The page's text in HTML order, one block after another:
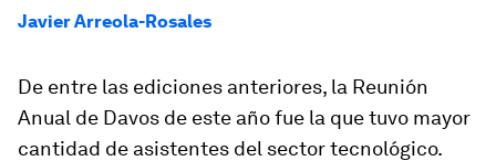
Javier Arreola-Rosales
De entre las ediciones anteriores, la Reunión
Anual de Davos de este año fue la que tuvo mayor
cantidad de asistentes del sector tecnológico.